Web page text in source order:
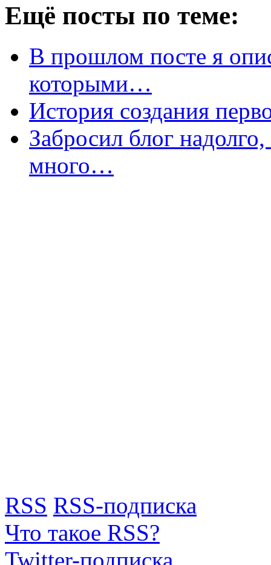
Ещё посты по теме:
В прошлом посте я
которыми…
История создания
Забросил блог
много…
RSS RSS-подписка
Что такое RSS?
Twitter-подписка